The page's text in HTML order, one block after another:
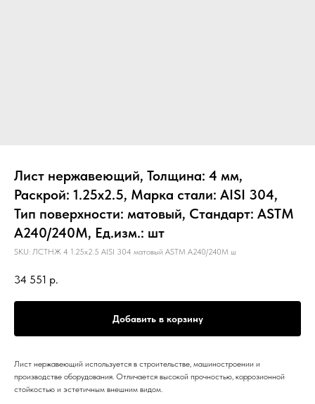
Лист нержавеющий, Толщина: 4 мм,
Раскрой: 1.25х2.5, Марка стали: AISI 304,
Тип поверхности: матовый, Стандарт: ASTM
А240/240М, Ед.изм.: шт
SKU: ЛСТНЖ 4 1.25х2.5 AISI 304 матовый ASTM А240/240М ш
34 551 р.
Добавить в корзину
Лист нержавеющий используется в строительстве, машиностроении и
производстве оборудования. Отличается высокой прочностью, коррозионной
стойкостью и эстетичным внешним видом.